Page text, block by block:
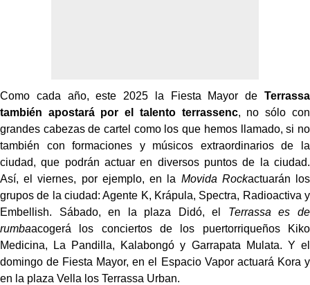
Como cada año, este 2025 la Fiesta Mayor de Terrassa
también apostará por el talento terrassenc, no sólo con
grandes cabezas de cartel como los que hemos llamado, si no
también con formaciones y músicos extraordinarios de la
ciudad, que podrán actuar en diversos puntos de la ciudad.
Así, el viernes, por ejemplo, en la Movida Rockactuarán los
grupos de la ciudad: Agente K, Krápula, Spectra, Radioactiva y
Embellish. Sábado, en la plaza Didó, el Terrassa es de
rumbaacogerá los conciertos de los puertorriqueños Kiko
Medicina, La Pandilla, Kalabongó y Garrapata Mulata. Y el
domingo de Fiesta Mayor, en el Espacio Vapor actuará Kora y
en la plaza Vella los Terrassa Urban.